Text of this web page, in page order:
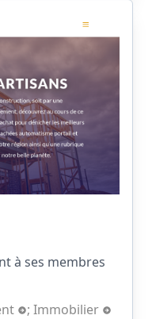
à ses membres
; Immobilier